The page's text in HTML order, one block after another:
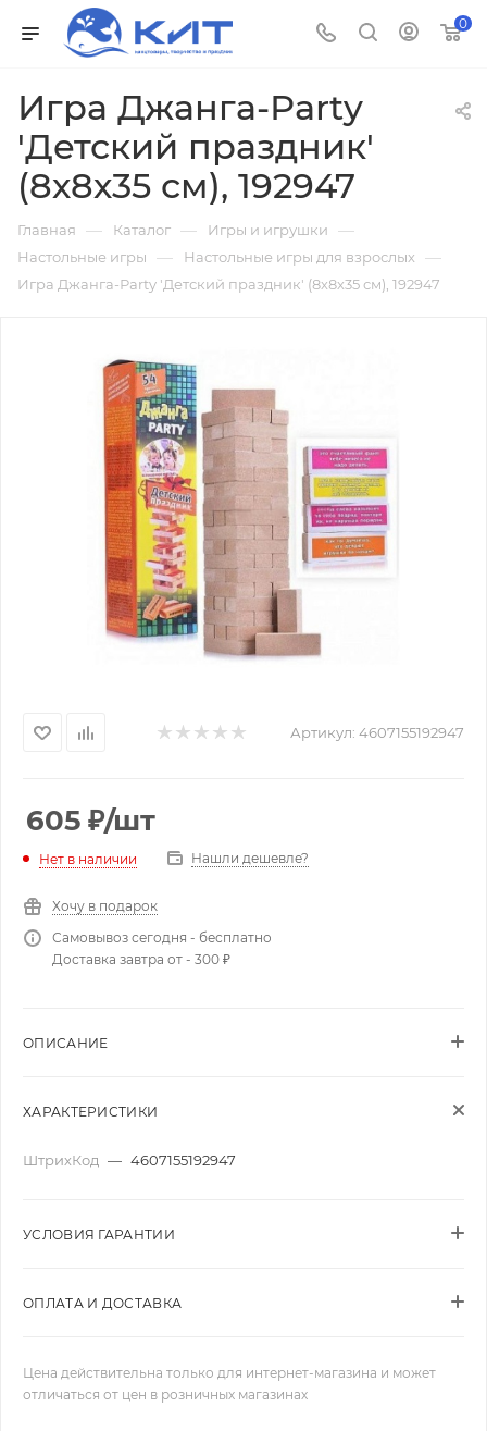
0
Игра Джанга-Рarty
'Детский праздник'
(8х8х35 см), 192947
Главная — Каталог — Игры и игрушки —
Настольные игры — Настольные игры для взрослых —
Игра Джанга-Рarty 'Детский праздник' (8х8х35 см), 192947
Артикул: 4607155192947
605 ₽/шт
Нет в наличии Нашли дешевле?
Хочу в подарок
Самовывоз сегодня - бесплатно
Доставка завтра от - 300 ₽
ОПИСАНИЕ
ХАРАКТЕРИСТИКИ
ШтрихКод — 4607155192947
УСЛОВИЯ ГАРАНТИИ
ОПЛАТА И ДОСТАВКА
Цена действительна только для интернет-магазина и может
отличаться от цен в розничных магазинах